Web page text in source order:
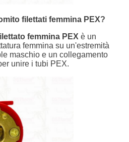
filettati femmina PEX?
femmina PEX è un
femmina su un'estremità
maschio e un collegamento
unire i tubi PEX.